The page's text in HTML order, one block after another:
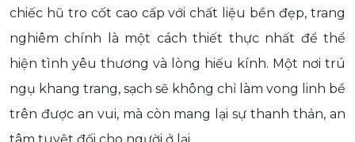
chiếc hũ tro cốt cao cấp với chất liệu bền đẹp, trang
nghiêm chính là một cách thiết thực nhất để thể
hiện tình yêu thương và lòng hiếu kính. Một nơi trú
ngụ khang trang, sạch sẽ không chỉ làm vong linh bề
trên được an vui, mà còn mang lại sự thanh thản, an
tâm tuyệt đối cho người ở lại